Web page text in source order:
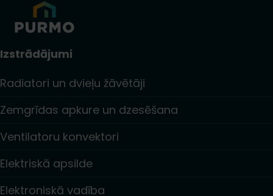
Izstrādājumi
Radiatori un dvieļu žāvētāji
Zemgrīdas apkure un dzesēšana
Ventilatoru konvektori
Elektriskā apsilde
Elektroniskā vadība